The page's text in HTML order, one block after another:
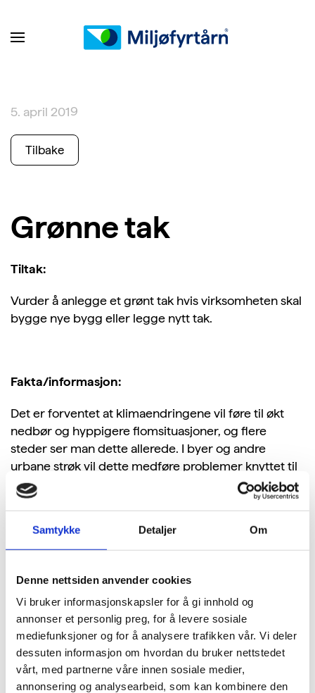
Samtykke Detaljer Om
Denne nettsiden anvender cookies
Vi bruker informasjonskapsler for å gi innhold og
annonser et personlig preg, for å levere sosiale
mediefunksjoner og for å analysere trafikken vår. Vi deler
dessuten informasjon om hvordan du bruker nettstedet
vårt, med partnerne våre innen sosiale medier,
annonsering og analysearbeid, som kan kombinere den
5. april 2019
Tilbake
Grønne tak
Tiltak:
Vurder å anlegge et grønt tak hvis virksomheten skal
bygge nye bygg eller legge nytt tak.
Fakta/informasjon:
Det er forventet at klimaendringene vil føre til økt
nedbør og hyppigere flomsituasjoner, og flere
steder ser man dette allerede. I byer og andre
urbane strøk vil dette medføre problemer knyttet til
overvannshåndtering siden avløpsnettene ikke
nødvendigvis har kapasitet til å ta imot så store
lokalt tiltak som kan redusere problemene med
overvann, siden vegetasjonen kan holde igjen vann
insekter, noe som virker positivt på det biologiske
mangfoldet i byen. I tillegg kan grønne tak forlenge
takets levetid og øke isolasjonsevnen.